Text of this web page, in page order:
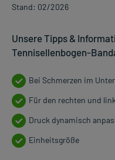
Stand: 02/2026
Unsere Tipps &
Tennisellenbogen-
Bei Schmerzen im
Für den rechten und
Druck dynamisch
Einheitsgröße